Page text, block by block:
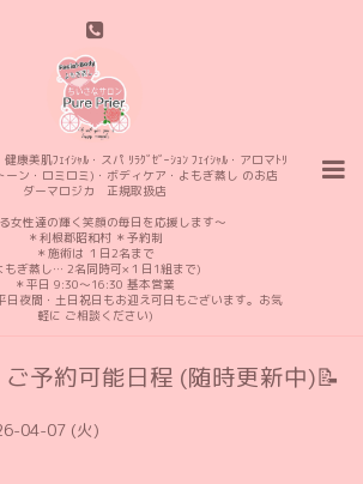
健康美肌ﾌｪｲｼｬﾙ・スパ ﾘﾗｸﾞｾﾞｰｼｮﾝ ﾌｪｲｼｬﾙ・アロマﾄﾘ
ーン・ロミロミ)・ボディケア・よもぎ蒸し のお店
ダーマロジカ 正規取扱店
女性達の輝く笑顔の毎日を応援します〜
＊利根郡昭和村 ＊予約制
＊施術は １日2名まで
もぎ蒸し… 2名同時可×１日1組まで)
＊平日 9:30〜16:30 基本営業
日夜間・土日祝日もお迎え可日もございます。お気
軽に ご相談ください)
予約可能日程 (随時更新中)📝
04-07 (火)